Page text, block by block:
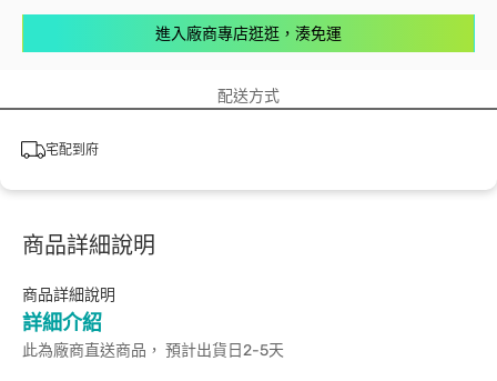
進入廠商專店逛逛，湊免運
配送方式
宅配到府
商品詳細說明
商品詳細說明
詳細介紹
此為廠商直送商品， 預計出貨日2-5天